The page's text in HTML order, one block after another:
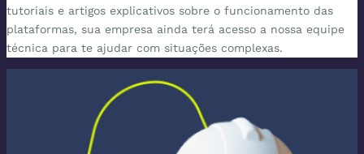
tutoriais e artigos explicativos sobre o funcionamento das
plataformas, sua empresa ainda terá acesso a nossa equipe
técnica para te ajudar com situações complexas.